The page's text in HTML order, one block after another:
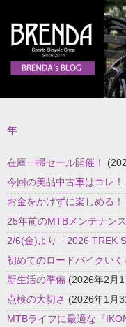
年
在庫一掃セール開催！
今回の美品中古車はコレ！
お金をかけずに楽しめる！
25年前のMTBメンテナンス
2/6(金)より「2026 TREK
初めてのロードバイクいく
新生活の準備 (2026年2月
点検の大切さ (2026年1月
MTBライフに最適な『